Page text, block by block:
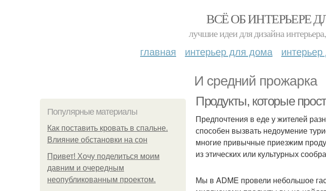
ВСЁ ОБ ИНТЕРЬЕРЕ
лучшие идеи для дизайна
главная интерьер для дома
И средний прожарка
Популярные материалы
Как поставить кровать в спальне.
Влияние обстановки на сон
Привет! Хочу поделиться моим
давним и очередным
неопубликованным проектом.
Продукты, которые
Предпочтения в еде у жителей
способен вызвать недоумение
многие привычные приезжим
из этических или культурных
Мы в ADME провели небольшое